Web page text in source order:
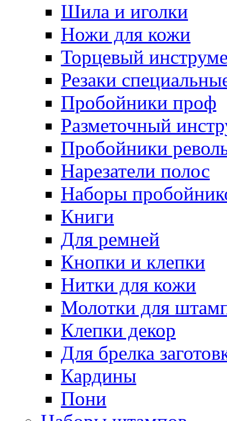
Шила и иголки
Ножи для кожи
Торцевый
Резаки
Пробойники проф
Разметочный
Пробойники
Нарезатели полос
Наборы
Книги
Для ремней
Кнопки и клепки
Нитки для кожи
Молотки для
Клепки декор
Для брелка
Кардины
Пони